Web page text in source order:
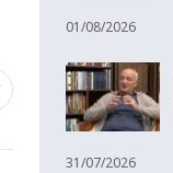
01/08/2026
31/07/2026